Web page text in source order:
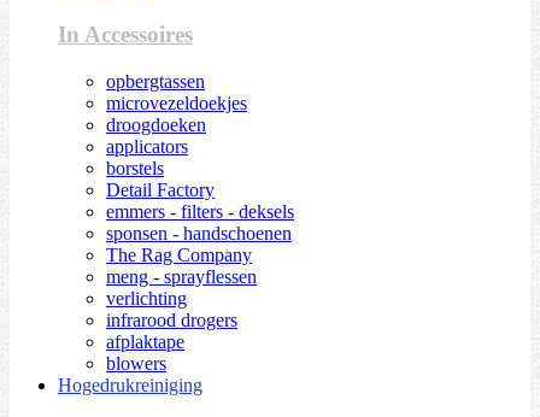
In Accessoires
opbergtassen
microvezeldoekjes
droogdoeken
applicators
borstels
Detail Factory
emmers - filters - deksels
sponsen - handschoenen
The Rag Company
meng - sprayflessen
verlichting
infrarood drogers
afplaktape
blowers
Hogedrukreiniging